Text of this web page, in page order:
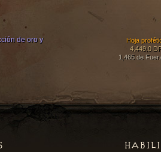
Hoja
4,449.0
1,465 de
de oro y